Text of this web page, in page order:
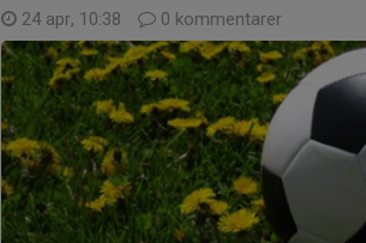
24 apr, 10:38 0 kommentarer